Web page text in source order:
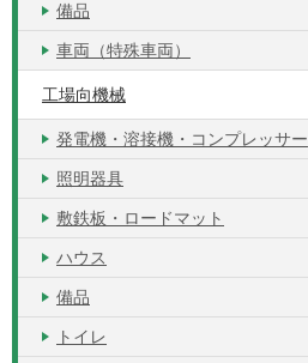
備品
車両（特殊車両）
工場向機械
発電機・溶接機・コンプレッサー
照明器具
敷鉄板・ロードマット
ハウス
備品
トイレ